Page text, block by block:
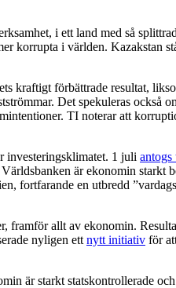
i ett land med så
korrupta i världen. Kazakstan
kraftigt förbättrade resultat,
Det spekuleras också
TI noterar att
investeringsklimatet. 1 juli antogs
är ekonomin starkt
fortfarande en utbredd
framför allt av ekonomin.
nyligen ett nytt initiativ för
är starkt statskontrollerade